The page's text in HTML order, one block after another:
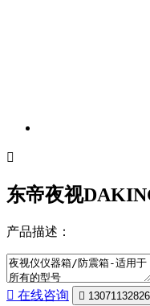
东帝夜视
产品描述：
在线咨询 13071132826